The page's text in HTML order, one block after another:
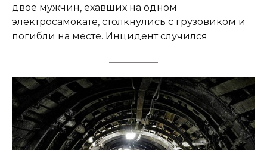
двое мужчин, ехавших на одном
электросамокате, столкнулись с грузовиком и
погибли на месте. Инцидент случился